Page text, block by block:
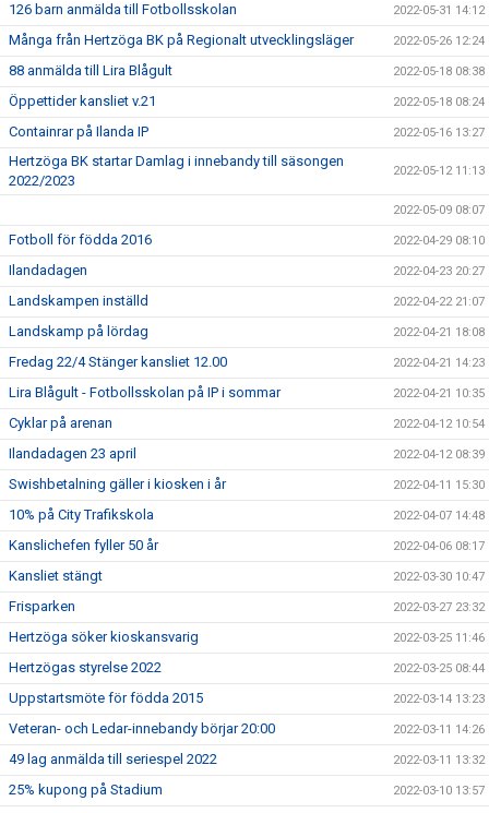
126 barn anmälda till Fotbollsskolan 2022-05-31 14:12
Många från Hertzöga BK på Regionalt utvecklingsläger 2022-05-26 12:24
88 anmälda till Lira Blågult 2022-05-18 08:38
Öppettider kansliet v.21 2022-05-18 08:24
Containrar på Ilanda IP 2022-05-16 13:27
Hertzöga BK startar Damlag i innebandy till säsongen
2022/2023
2022-05-12 11:13
2022-05-09 08:07
Fotboll för födda 2016 2022-04-29 08:10
Ilandadagen 2022-04-23 20:27
Landskampen inställd 2022-04-22 21:07
Landskamp på lördag 2022-04-21 18:08
Fredag 22/4 Stänger kansliet 12.00 2022-04-21 14:23
Lira Blågult - Fotbollsskolan på IP i sommar 2022-04-21 10:35
Cyklar på arenan 2022-04-12 10:54
Ilandadagen 23 april 2022-04-12 08:39
Swishbetalning gäller i kiosken i år 2022-04-11 15:30
10% på City Trafikskola 2022-04-07 14:48
Kanslichefen fyller 50 år 2022-04-06 08:17
Kansliet stängt 2022-03-30 10:47
Frisparken 2022-03-27 23:32
Hertzöga söker kioskansvarig 2022-03-25 11:46
Hertzögas styrelse 2022 2022-03-25 08:44
Uppstartsmöte för födda 2015 2022-03-14 13:23
Veteran- och Ledar-innebandy börjar 20:00 2022-03-11 14:26
49 lag anmälda till seriespel 2022 2022-03-11 13:32
25% kupong på Stadium 2022-03-10 13:57